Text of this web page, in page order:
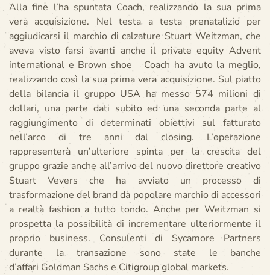
Alla fine l’ha spuntata Coach, realizzando la sua prima
vera acquisizione. Nel testa a testa prenatalizio per
aggiudicarsi il marchio di calzature Stuart Weitzman, che
aveva visto farsi avanti anche il private equity Advent
international e Brown shoe Coach ha avuto la meglio,
realizzando così la sua prima vera acquisizione. Sul piatto
della bilancia il gruppo USA ha messo 574 milioni di
dollari, una parte dati subito ed una seconda parte al
raggiungimento di determinati obiettivi sul fatturato
nell’arco di tre anni dal closing. L’operazione
rappresenterà un’ulteriore spinta per la crescita del
gruppo grazie anche all’arrivo del nuovo direttore creativo
Stuart Vevers che ha avviato un processo di
trasformazione del brand da popolare marchio di accessori
a realtà fashion a tutto tondo. Anche per Weitzman si
prospetta la possibilità di incrementare ulteriormente il
proprio business. Consulenti di Sycamore Partners
durante la transazione sono state le banche
d’affari Goldman Sachs e Citigroup global markets.